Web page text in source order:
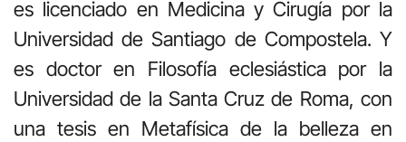
es licenciado en Medicina y Cirugía por la
Universidad de Santiago de Compostela. Y
es doctor en Filosofía eclesiástica por la
Universidad de la Santa Cruz de Roma, con
una tesis en Metafísica de la belleza en